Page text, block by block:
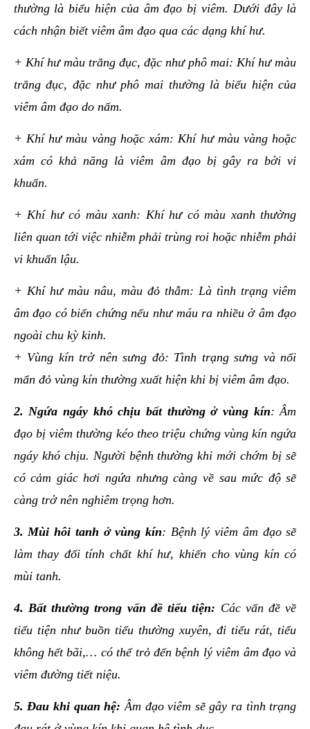
thường là biểu hiện của âm đạo bị viêm. Dưới đây là
cách nhận biết viêm âm đạo qua các dạng khí hư.
+ Khí hư màu trắng đục, đặc như phô mai: Khí hư màu
trắng đục, đặc như phô mai thường là biểu hiện của
viêm âm đạo do nấm.
+ Khí hư màu vàng hoặc xám: Khí hư màu vàng hoặc
xám có khả năng là viêm âm đạo bị gây ra bởi vi
khuẩn.
+ Khí hư có màu xanh: Khí hư có màu xanh thường
liên quan tới việc nhiễm phải trùng roi hoặc nhiễm phải
vi khuẩn lậu.
+ Khí hư màu nâu, màu đỏ thẫm: Là tình trạng viêm
âm đạo có biến chứng nếu như máu ra nhiều ở âm đạo
ngoài chu kỳ kinh.
+ Vùng kín trở nên sưng đỏ: Tình trạng sưng và nổi
mẩn đỏ vùng kín thường xuất hiện khi bị viêm âm đạo.
2. Ngứa ngáy khó chịu bất thường ở vùng kín: Âm
đạo bị viêm thường kéo theo triệu chứng vùng kín ngứa
ngáy khó chịu. Người bệnh thường khi mới chớm bị sẽ
có cảm giác hơi ngứa nhưng càng về sau mức độ sẽ
càng trở nên nghiêm trọng hơn.
3. Mùi hôi tanh ở vùng kín: Bệnh lý viêm âm đạo sẽ
làm thay đổi tính chất khí hư, khiến cho vùng kín có
mùi tanh.
4. Bất thường trong vấn đề tiểu tiện: Các vấn đề về
tiểu tiện như buồn tiểu thường xuyên, đi tiểu rát, tiểu
không hết bãi,… có thể trỏ đến bệnh lý viêm âm đạo và
viêm đường tiết niệu.
5. Đau khi quan hệ: Âm đạo viêm sẽ gây ra tình trạng